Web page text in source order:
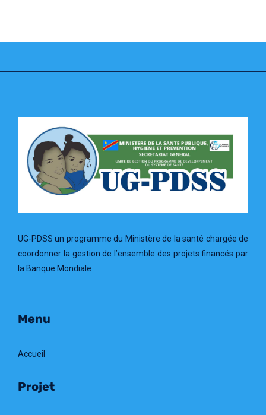
UG-PDSS un programme du Ministère de la santé chargée de
coordonner la gestion de l’ensemble des projets financés par
la Banque Mondiale
Menu
Accueil
Projet